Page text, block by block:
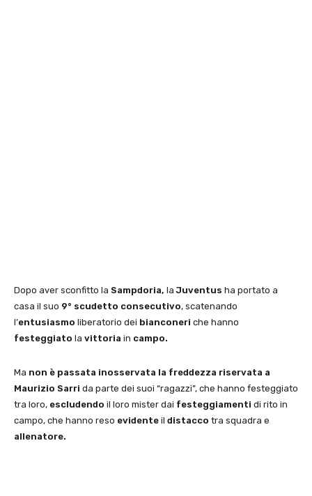
Dopo aver sconfitto la Sampdoria, laJuventus ha portato a
casa il suo 9° scudetto consecutivo, scatenando
l’entusiasmo liberatorio dei bianconeri che hanno
festeggiato la vittoria in campo.
Ma non è passata inosservata la freddezza riservata a
Maurizio Sarri da parte dei suoi “ragazzi”, che hanno festeggiato
tra loro, escludendo il loro mister dai festeggiamenti di rito in
campo, che hanno reso evidente il distacco tra squadra e
allenatore.